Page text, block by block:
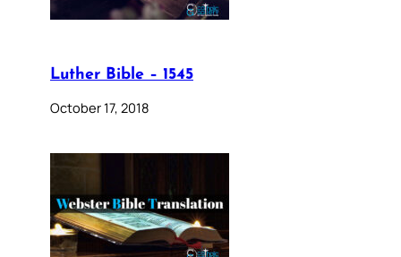
Luther Bible – 1545
October 17, 2018